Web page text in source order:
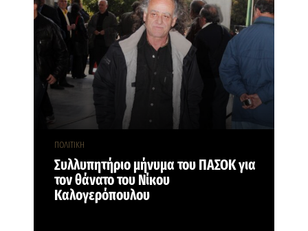
ΠΟΛΙΤΙΚΗ
Συλλυπητήριο μήνυμα του ΠΑΣΟΚ για
τον θάνατο του Νίκου
Καλογερόπουλου